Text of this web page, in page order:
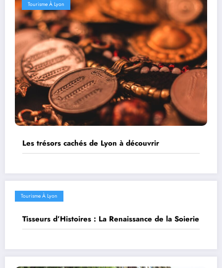
Tourisme À Lyon
Les trésors cachés de Lyon à découvrir
Tourisme À Lyon
Tisseurs d’Histoires : La Renaissance de la Soierie